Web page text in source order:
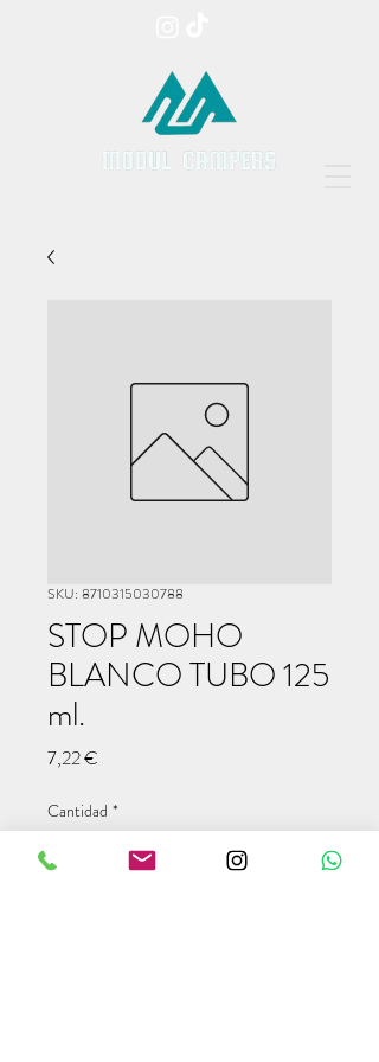
SKU: 8710315030788
STOP MOHO
BLANCO TUBO 125
ml.
7,22 €
Cantidad *